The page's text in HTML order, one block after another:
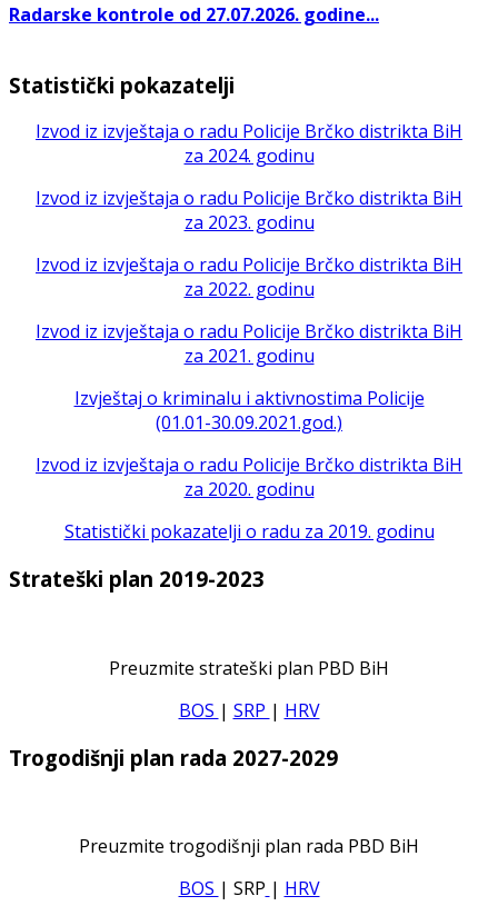
Radarske kontrole od 27.07.2026. godine...
Statistički pokazatelji
Izvod iz izvještaja o radu Policije Brčko distrikta BiH
za 2024. godinu
Izvod iz izvještaja o radu Policije Brčko distrikta BiH
za 2023. godinu
Izvod iz izvještaja o radu Policije Brčko distrikta BiH
za 2022. godinu
Izvod iz izvještaja o radu Policije Brčko distrikta BiH
za 2021. godinu
Izvještaj o kriminalu i aktivnostima Policije
(01.01-30.09.2021.god.)
Izvod iz izvještaja o radu Policije Brčko distrikta BiH
za 2020. godinu
Statistički pokazatelji o radu za 2019. godinu
Strateški plan 2019-2023
Preuzmite strateški plan PBD BiH
BOS | SRP | HRV
Trogodišnji plan rada 2027-2029
Preuzmite trogodišnji plan rada PBD BiH
BOS | SRP | HRV